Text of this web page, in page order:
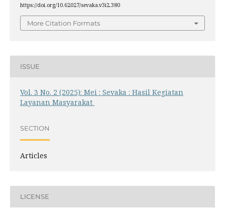
https://doi.org/10.62027/sevaka.v3i2.380
More Citation Formats
ISSUE
Vol. 3 No. 2 (2025): Mei : Sevaka : Hasil Kegiatan
Layanan Masyarakat
SECTION
Articles
LICENSE